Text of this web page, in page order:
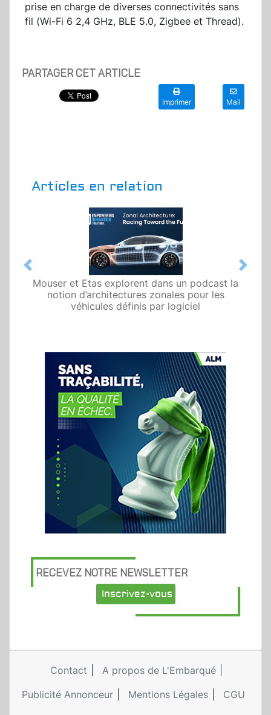
prise en charge de diverses connectivités sans
fil (Wi-Fi 6 2,4 GHz, BLE 5.0, Zigbee et Thread).
PARTAGER CET ARTICLE
Imprimer Mail
Articles en relation
Mouser et Etas explorent dans un podcast la
notion d’architectures zonales pour les
véhicules définis par logiciel
Previous Next
RECEVEZ NOTRE NEWSLETTER
Inscrivez-vous
Contact
A propos de L'Embarqué
Publicité Annonceur
Mentions Légales CGU